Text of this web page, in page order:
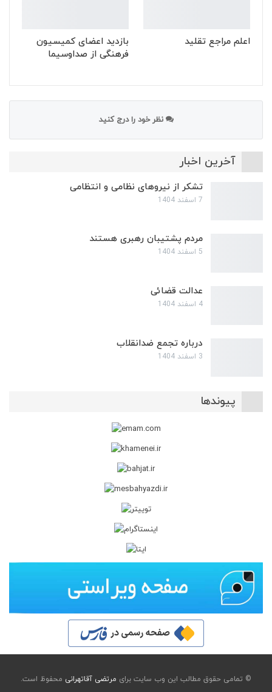
اعلم مراجع تقلید
بازدید اعضای کمیسیون
فرهنگی از صداوسیما
نظر خود را درج کنید
آخرین اخبار
تشکر از نیروهای نظامی و انتظامی
7 اسفند 1404
مردم پشتیبان رهبری هستند
5 اسفند 1404
عدالت قضائی
4 اسفند 1404
درباره تجمع ضدانقلاب
3 اسفند 1404
پیوندها
© تمامی حقوق مطالب این وب سایت برای مرتضی آقاتهرانی محفوظ است.